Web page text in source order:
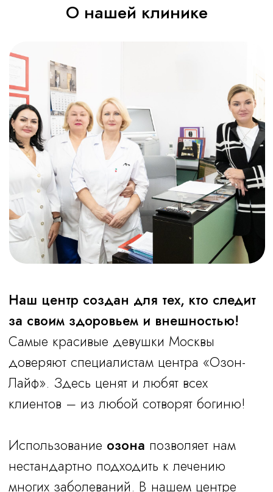
Часы работы
Пн-Пт: с 10.00 до 20.00
Суббота: с 10.00 до 18.00
Воскресенье: выходной
Косметология в Москве
Медцентр, клиника в Москве